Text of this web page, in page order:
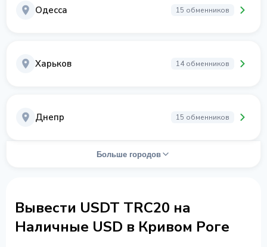
Одесса 15 обменников
Харьков 14 обменников
Днепр 15 обменников
Больше городов
Вывести USDT TRC20 на
Наличные USD в Кривом Роге